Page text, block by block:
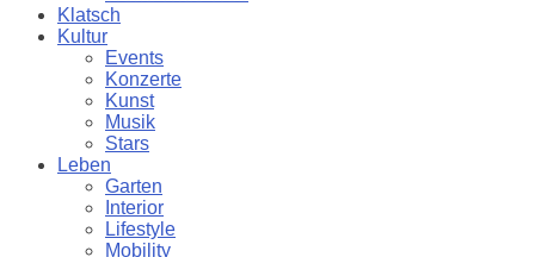
Klatsch
Kultur
Events
Konzerte
Kunst
Musik
Stars
Leben
Garten
Interior
Lifestyle
Mobility